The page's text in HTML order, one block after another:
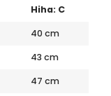
Hiha: C
40 cm
43 cm
47 cm